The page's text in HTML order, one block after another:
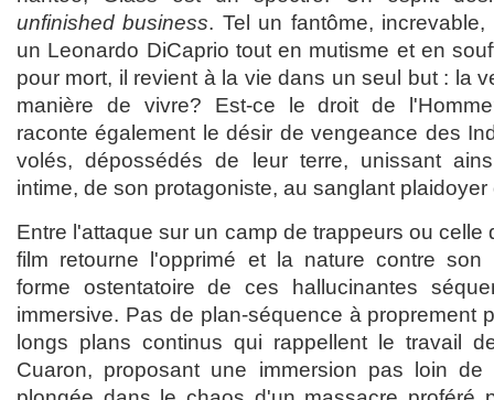
unfinished business. Tel un fantôme,
un Leonardo DiCaprio tout en mutisme et en
pour mort, il revient à la vie dans un seul but : la
manière de vivre? Est-ce le droit de
raconte également le désir de vengeance des
volés, dépossédés de leur terre, unissant
intime, de son protagoniste, au sanglant
Entre l'attaque sur un camp de trappeurs ou celle
film retourne l'opprimé et la nature contre son
forme ostentatoire de ces hallucinantes
immersive. Pas de plan-séquence à proprement
longs plans continus qui rappellent le travail
Cuaron, proposant une immersion pas loin